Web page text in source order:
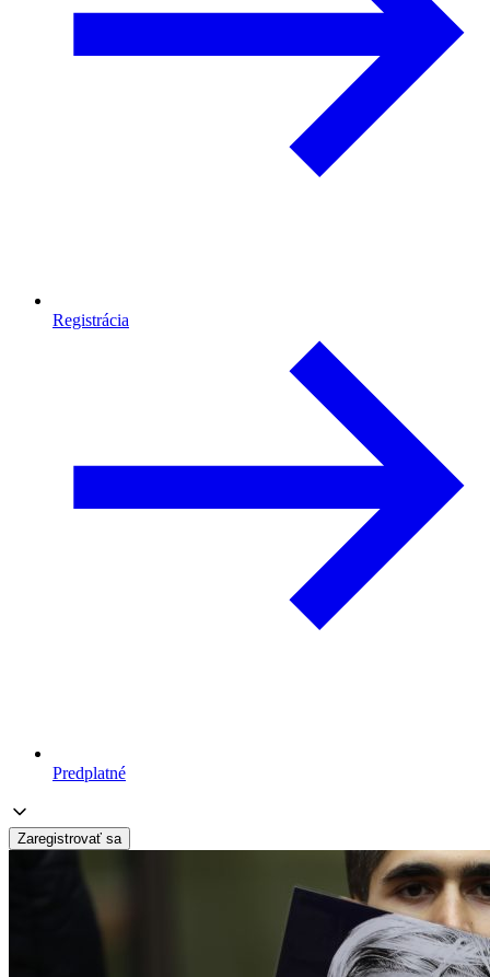
Registrácia
Predplatné
Zaregistrovať sa